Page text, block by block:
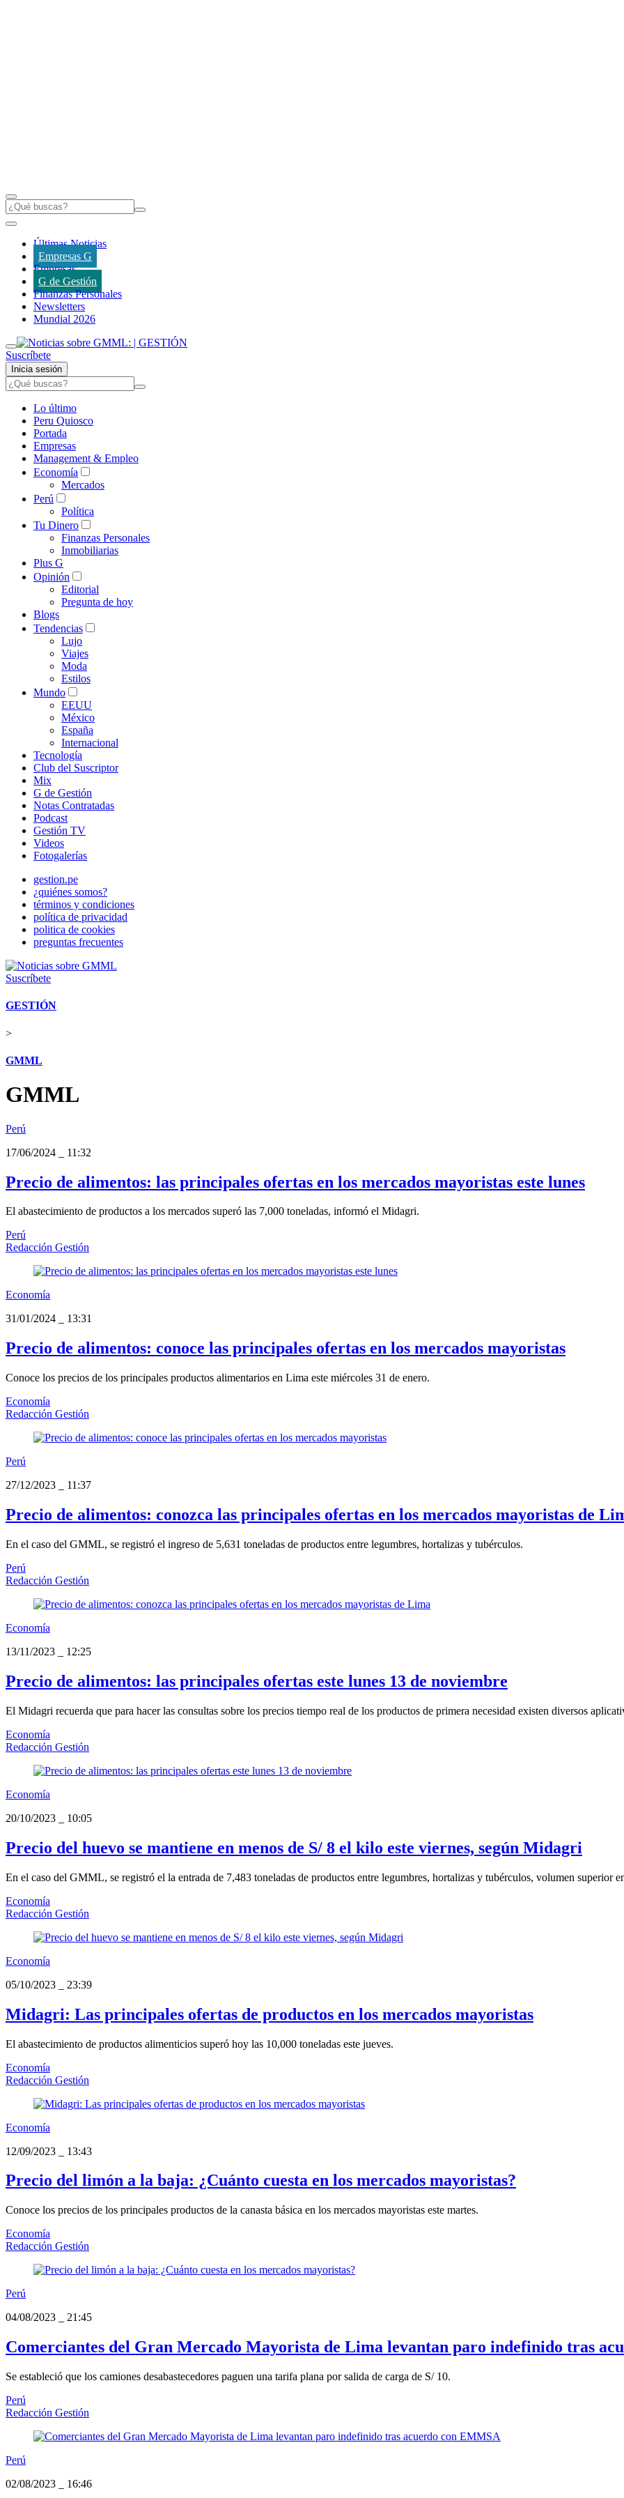
Últimas Noticias
Empresas G
Empresas
G de Gestión
Finanzas Personales
Newsletters
Mundial 2026
Suscríbete
Inicia sesión
Lo último
Peru Quiosco
Portada
Empresas
Management & Empleo
Economía
Mercados
Perú
Política
Tu Dinero
Finanzas Personales
Inmobiliarias
Plus G
Opinión
Editorial
Pregunta de hoy
Blogs
Tendencias
Lujo
Viajes
Moda
Estilos
Mundo
EEUU
México
España
Internacional
Tecnología
Club del Suscriptor
Mix
G de Gestión
Notas Contratadas
Podcast
Gestión TV
Videos
Fotogalerías
gestion.pe
¿quiénes somos?
términos y condiciones
política de privacidad
politica de cookies
preguntas frecuentes
Suscríbete
GESTIÓN
>
GMML
GMML
Perú
17/06/2024
11:32
Precio de alimentos: las principales ofertas en los mercados mayoristas este lunes
El abastecimiento de productos a los mercados superó las 7,000 toneladas, informó el Midagri.
Perú
Redacción Gestión
Economía
31/01/2024
13:31
Precio de alimentos: conoce las principales ofertas en los mercados mayoristas
Conoce los precios de los principales productos alimentarios en Lima este miércoles 31 de enero.
Economía
Redacción Gestión
Perú
27/12/2023
11:37
Precio de alimentos: conozca las principales ofertas en los mercados mayoristas de
En el caso del GMML, se registró el ingreso de 5,631 toneladas de productos entre legumbres, hortalizas y tubérculos.
Perú
Redacción Gestión
Economía
13/11/2023
12:25
Precio de alimentos: las principales ofertas este lunes 13 de noviembre
El Midagri recuerda que para hacer las consultas sobre los precios tiempo real de los productos de primera necesidad existen diversos
Economía
Redacción Gestión
Economía
20/10/2023
10:05
Precio del huevo se mantiene en menos de S/ 8 el kilo este viernes, según Midagri
En el caso del GMML, se registró el la entrada de 7,483 toneladas de productos entre legumbres, hortalizas y tubérculos, volumen superior
Economía
Redacción Gestión
Economía
05/10/2023
23:39
Midagri: Las principales ofertas de productos en los mercados mayoristas
El abastecimiento de productos alimenticios superó hoy las 10,000 toneladas este jueves.
Economía
Redacción Gestión
Economía
12/09/2023
13:43
Precio del limón a la baja: ¿Cuánto cuesta en los mercados mayoristas?
Conoce los precios de los principales productos de la canasta básica en los mercados mayoristas este martes.
Economía
Redacción Gestión
Perú
04/08/2023
21:45
Comerciantes del Gran Mercado Mayorista de Lima levantan paro indefinido tras
Se estableció que los camiones desabastecedores paguen una tarifa plana por salida de carga de S/ 10.
Perú
Redacción Gestión
Perú
02/08/2023
16:46